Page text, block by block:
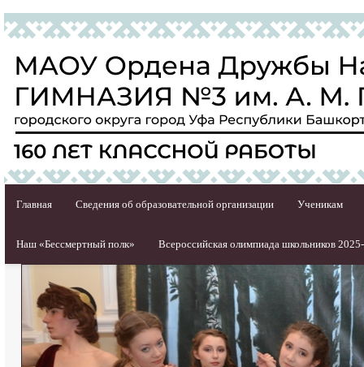
Главная Сведения об образовательной организации Ученикам
Наш «Бессмертный полк» Всероссийская олимпиада школьников